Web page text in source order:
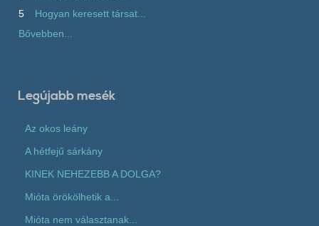
5
Hogyan keresett társat...
Bővebben...
Legújabb mesék
Az okos leány
A hétfejű sárkány
KINEK NEHEZEBB A DOLGA?
Mióta örökölhetik a...
Mióta nem választanak...